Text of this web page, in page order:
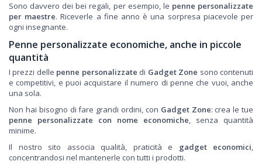
Sono davvero dei bei regali, per esempio, le penne personalizzate
per maestre. Riceverle a fine anno è una sorpresa piacevole per
ogni insegnante.
Penne personalizzate economiche, anche in piccole
quantità
I prezzi delle penne personalizzate di Gadget Zone sono contenuti
e competitivi, e puoi acquistare il numero di penne che vuoi, anche
una sola.
Non hai bisogno di fare grandi ordini, con Gadget Zone: crea le tue
penne personalizzate con nome economiche, senza quantità
minime.
Il nostro sito associa qualità, praticità e gadget economici,
concentrandosi nel mantenerle con tutti i prodotti.